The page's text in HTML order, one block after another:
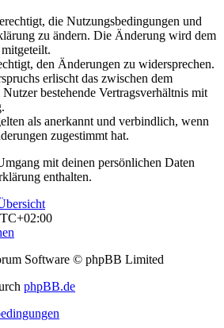
die Nutzungsbedingungen und
zu ändern. Die Änderung wird dem
den Änderungen zu widersprechen.
erlischt das zwischen dem
bestehende Vertragsverhältnis mit
als anerkannt und verbindlich, wenn
zugestimmt hat.
mit deinen persönlichen Daten
enthalten.
Software © phpBB Limited
phpBB.de